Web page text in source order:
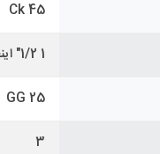
Ck 45
1 1/2" اینچ
GG 25
3